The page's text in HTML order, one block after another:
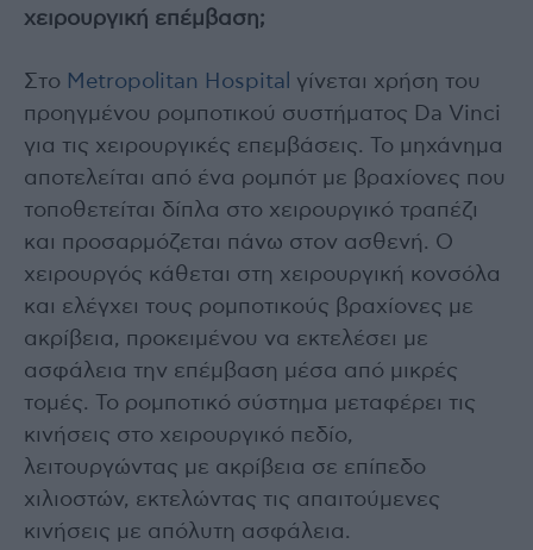
χειρουργική επέμβαση;
Στο Metropolitan Hospital
γίνεται χρήση του
προηγμένου ρομποτικού συστήματος Da Vinci
για τις χειρουργικές επεμβάσεις. Το μηχάνημα
αποτελείται από ένα ρομπότ με βραχίονες που
τοποθετείται δίπλα στο χειρουργικό τραπέζι
και προσαρμόζεται πάνω στον ασθενή. Ο
χειρουργός κάθεται στη χειρουργική κονσόλα
και ελέγχει τους ρομποτικούς βραχίονες με
ακρίβεια, προκειμένου να εκτελέσει με
ασφάλεια την επέμβαση μέσα από μικρές
τομές. Το ρομποτικό σύστημα μεταφέρει τις
κινήσεις στο χειρουργικό πεδίο,
λειτουργώντας με ακρίβεια σε επίπεδο
χιλιοστών, εκτελώντας τις απαιτούμενες
κινήσεις με απόλυτη ασφάλεια.